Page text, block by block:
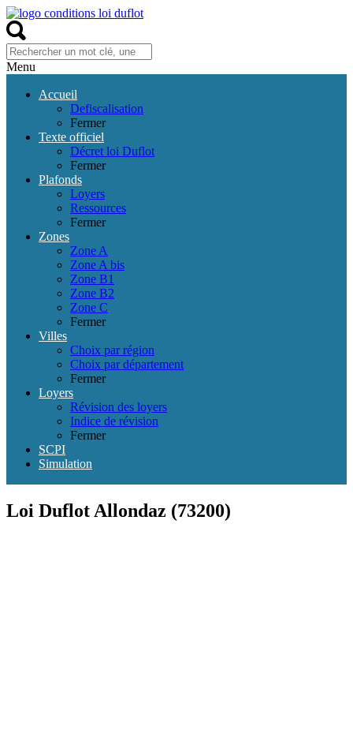
Menu
Accueil
Defiscalisation
Fermer
Texte officiel
Décret loi Duflot
Fermer
Plafonds
Loyers
Ressources
Fermer
Zones
Zone A
Zone A bis
Zone B1
Zone B2
Zone C
Fermer
Villes
Choix par région
Choix par département
Fermer
Loyers
Révision des loyers
Indice de révision
Fermer
SCPI
Simulation
Loi Duflot Allondaz (73200)